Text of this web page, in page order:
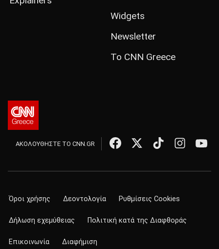
Widgets
Newsletter
Το CNN Greece
ΑΚΟΛΟΥΘΗΣΤΕ ΤΟ CNN.GR
Όροι χρήσης Δεοντολογία Ρυθμίσεις Cookies
Δήλωση εχεμύθειας Πολιτική κατά της Διαφθοράς
Επικοινωνία Διαφήμιση